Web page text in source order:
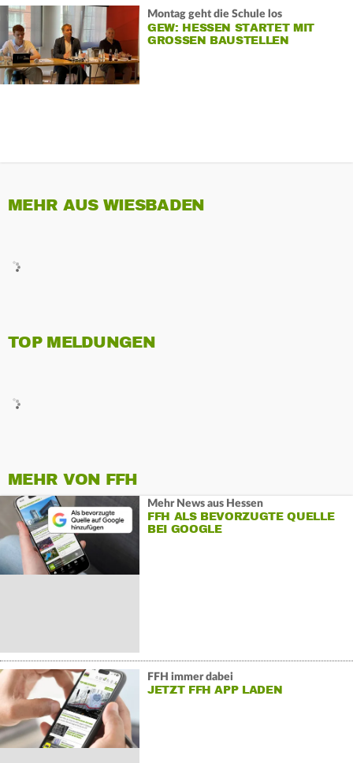
Montag geht die Schule los
GEW: HESSEN STARTET MIT
GROSSEN BAUSTELLEN
MEHR AUS WIESBADEN
TOP MELDUNGEN
MEHR VON FFH
Mehr News aus Hessen
FFH ALS BEVORZUGTE QUELLE
BEI GOOGLE
FFH immer dabei
JETZT FFH APP LADEN